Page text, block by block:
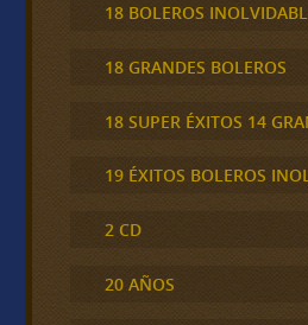
18 BOLEROS
18 GRANDES BOLEROS
18 SUPER ÉXITOS 14
19 ÉXITOS BOLEROS
2 CD
20 AÑOS